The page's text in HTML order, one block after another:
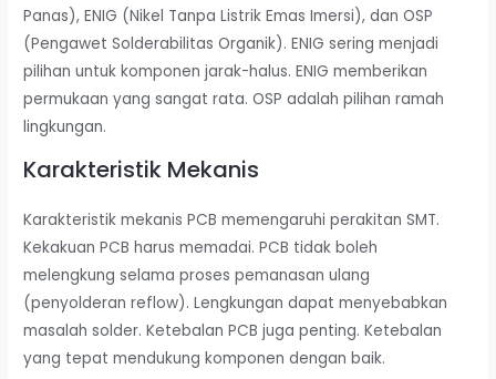
Panas), ENIG (Nikel Tanpa Listrik Emas Imersi), dan OSP
(Pengawet Solderabilitas Organik). ENIG sering menjadi
pilihan untuk komponen jarak-halus. ENIG memberikan
permukaan yang sangat rata. OSP adalah pilihan ramah
lingkungan.
Karakteristik Mekanis
Karakteristik mekanis PCB memengaruhi perakitan SMT.
Kekakuan PCB harus memadai. PCB tidak boleh
melengkung selama proses pemanasan ulang
(penyolderan reflow). Lengkungan dapat menyebabkan
masalah solder. Ketebalan PCB juga penting. Ketebalan
yang tepat mendukung komponen dengan baik.